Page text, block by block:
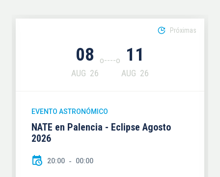
08
AUG 26
11
AUG 26
Próximas
EVENTO ASTRONÓMICO
NATE en Palencia - Eclipse Agosto
2026
20:00 00:00